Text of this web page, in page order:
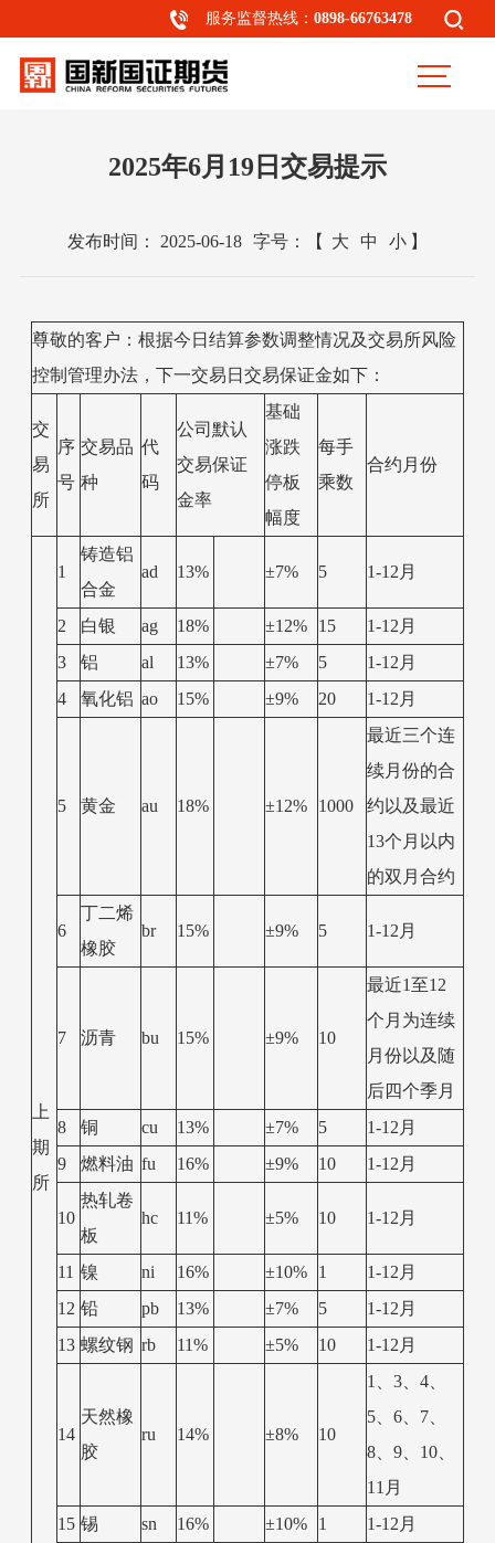
服务监督热线：0898-66763478
2025年6月19日交易提示
发布时间： 2025-06-18 字号： 【 大 中 小 】
尊敬的客户：根据今日结算参数调整情况及交易所风险
控制管理办法，下一交易日交易保证金如下：
交
易
所
序
号
交易品
种
代
码
公司默认
交易保证
金率
基础
涨跌
停板
幅度
每手
乘数
合约月份
上
期
所
1
铸造铝
合金
ad 13% ±7% 5 1-12月
2 白银 ag 18% ±12% 15
1-12月
3
铝 al 13% ±7% 5
1-12月
4
氧化铝 ao 15% ±9% 20 1-12月
5 黄金 au 18% ±12% 1000
最近三个连
续月份的合
约以及最近
13个月以内
的双月合约
6
丁二烯
橡胶
br 15% ±9% 5 1-12月
7 沥青 bu 15% ±9% 10
最近1至12
个月为连续
月份以及随
后四个季月
8
铜 cu 13% ±7% 5
1-12月
9
燃料油 fu 16% ±9% 10 1-12月
10
热轧卷
板
hc 11% ±5% 10 1-12月
11 镍 ni 16% ±10% 1
1-12月
12 铅 pb 13% ±7% 5
1-12月
13 螺纹钢 rb 11% ±5% 10 1-12月
14
天然橡
胶
ru 14% ±8% 10
1、3、4、
5、6、7、
8、9、10、
11月
15 锡 sn 16% ±10% 1 1-12月